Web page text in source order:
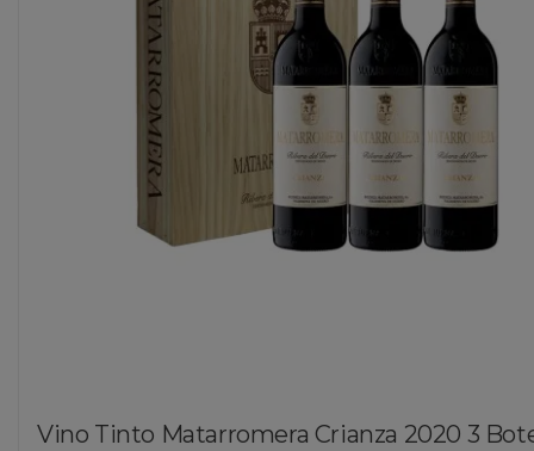
Vino Tinto Matarromera Crianza 2020 3